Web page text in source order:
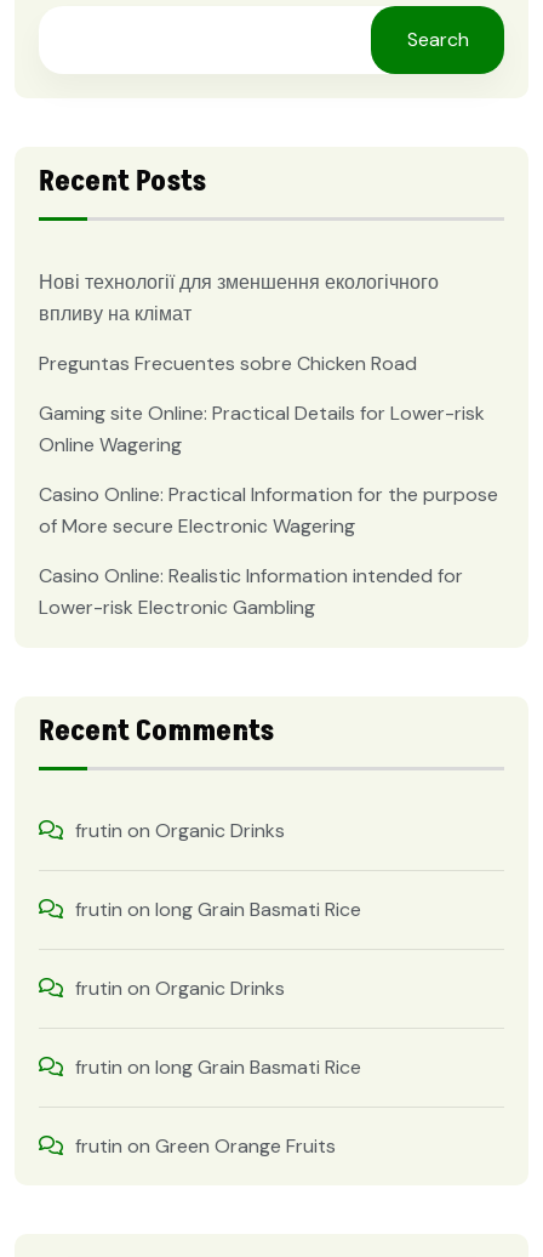
Search
Recent Posts
Нові технології для зменшення екологічного
впливу на клімат
Preguntas Frecuentes sobre Chicken Road
Gaming site Online: Practical Details for Lower-risk
Online Wagering
Casino Online: Practical Information for the purpose
of More secure Electronic Wagering
Casino Online: Realistic Information intended for
Lower-risk Electronic Gambling
Recent Comments
frutin on Organic Drinks
frutin on long Grain Basmati Rice
frutin on Organic Drinks
frutin on long Grain Basmati Rice
frutin on Green Orange Fruits